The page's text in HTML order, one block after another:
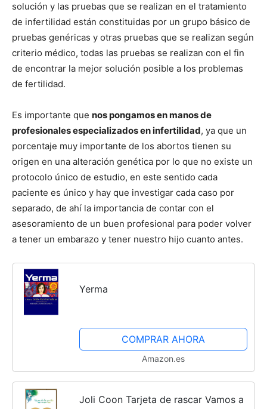
solución y las pruebas que se realizan en el tratamiento
de infertilidad están constituidas por un grupo básico de
pruebas genéricas y otras pruebas que se realizan según
criterio médico, todas las pruebas se realizan con el fin
de encontrar la mejor solución posible a los problemas
de fertilidad.
Es importante que nos pongamos en manos de
profesionales especializados en infertilidad, ya que un
porcentaje muy importante de los abortos tienen su
origen en una alteración genética por lo que no existe un
protocolo único de estudio, en este sentido cada
paciente es único y hay que investigar cada caso por
separado, de ahí la importancia de contar con el
asesoramiento de un buen profesional para poder volver
a tener un embarazo y tener nuestro hijo cuanto antes.
Yerma
COMPRAR AHORA
Amazon.es
Joli Coon Tarjeta de rascar Vamos a